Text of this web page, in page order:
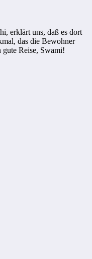
erklärt uns, daß es dort
das die Bewohner
gute Reise, Swami!